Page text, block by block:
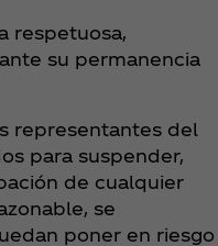
respetuosa,
su permanencia
representantes del
para suspender,
de cualquier
se
poner en riesgo